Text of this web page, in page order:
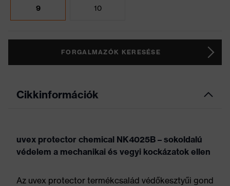
9 10
FORGALMAZÓK KERESÉSE
Cikkinformációk
uvex protector chemical NK4025B – sokoldalú
védelem a mechanikai és vegyi kockázatok ellen
Az uvex protector termékcsalád védőkesztyűi gond